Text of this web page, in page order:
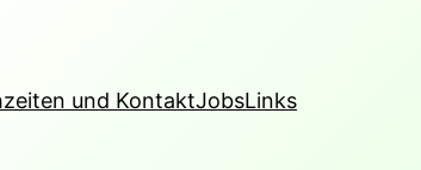
und KontaktJobsLinks